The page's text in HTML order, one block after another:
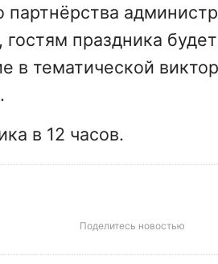
партнёрства
праздника
в тематической
в 12 часов.
Поделитесь новостью